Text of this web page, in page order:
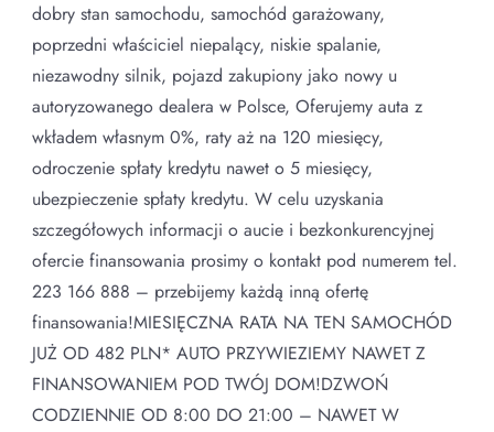
dobry stan samochodu, samochód garażowany,
poprzedni właściciel niepalący, niskie spalanie,
niezawodny silnik, pojazd zakupiony jako nowy u
autoryzowanego dealera w Polsce, Oferujemy auta z
wkładem własnym 0%, raty aż na 120 miesięcy,
odroczenie spłaty kredytu nawet o 5 miesięcy,
ubezpieczenie spłaty kredytu. W celu uzyskania
szczegółowych informacji o aucie i bezkonkurencyjnej
ofercie finansowania prosimy o kontakt pod numerem tel.
223 166 888 – przebijemy każdą inną ofertę
finansowania!MIESIĘCZNA RATA NA TEN SAMOCHÓD
JUŻ OD 482 PLN* AUTO PRZYWIEZIEMY NAWET Z
FINANSOWANIEM POD TWÓJ DOM!DZWOŃ
CODZIENNIE OD 8:00 DO 21:00 – NAWET W